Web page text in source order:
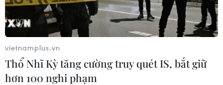
kịch.
vietnamplus.vn
Thổ Nhĩ Kỳ tăng cường truy quét IS, bắt giữ
hơn 100 nghi phạm